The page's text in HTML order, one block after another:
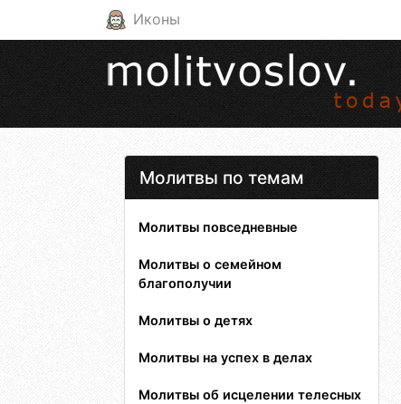
Иконы
Молитвы по темам
Молитвы повседневные
Молитвы о семейном
благополучии
Молитвы о детях
Молитвы на успех в делах
Молитвы об исцелении телесных